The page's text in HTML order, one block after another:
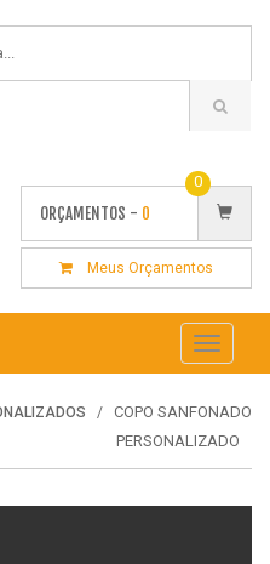
ORÇAMENTOS - 0
0
Meus Orçamentos
Toggle
COPO SANFONADO
PERSONALIZADO